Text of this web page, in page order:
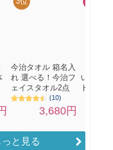
と見る